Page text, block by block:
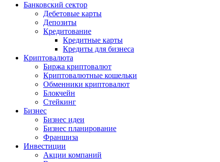
Банковский сектор
Дебетовые карты
Депозиты
Кредитование
Кредитные карты
Кредиты для бизнеса
Криптовалюта
Биржа криптовалют
Криптовалютные кошельки
Обменники криптовалют
Блокчейн
Стейкинг
Бизнес
Бизнес идеи
Бизнес планирование
Франшиза
Инвестиции
Акции компаний